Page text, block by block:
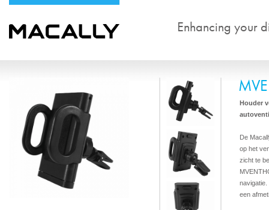
Enhancing your
Houder
De
op het
zicht te
een